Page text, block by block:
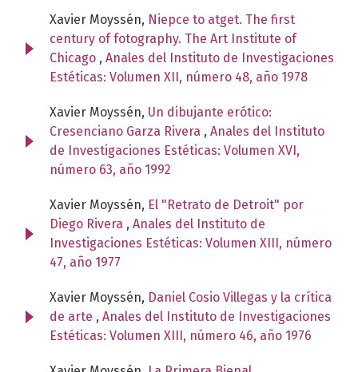
Xavier Moyssén, Niepce to atget. The first
century of fotography. The Art Institute of
Chicago , Anales del Instituto de Investigaciones
Estéticas: Volumen XII, número 48, año 1978
Xavier Moyssén, Un dibujante erótico:
Cresenciano Garza Rivera , Anales del Instituto
de Investigaciones Estéticas: Volumen XVI,
número 63, año 1992
Xavier Moyssén, El "Retrato de Detroit" por
Diego Rivera , Anales del Instituto de
Investigaciones Estéticas: Volumen XIII, número
47, año 1977
Xavier Moyssén, Daniel Cosio Villegas y la crítica
de arte , Anales del Instituto de Investigaciones
Estéticas: Volumen XIII, número 46, año 1976